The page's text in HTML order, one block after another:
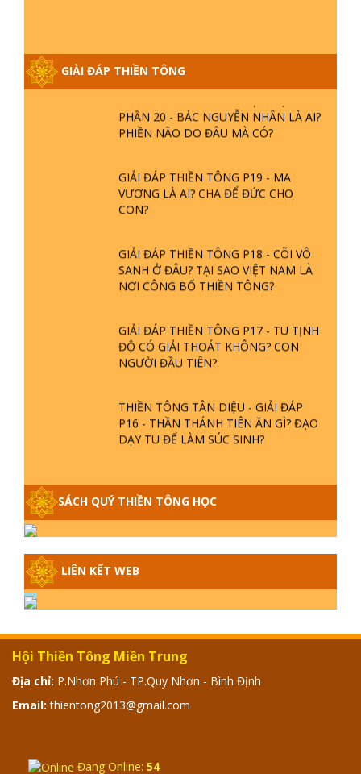
GIẢI ĐÁP THIỀN TÔNG
GIẢI ĐÁP THIỀN TÔNG ĐẶC BIỆT
PHẦN 20 - BÁC NGUYỄN NHÂN LÀ AI?
PHIỀN NÃO DO ĐÂU MÀ CÓ?
GIẢI ĐÁP THIỀN TÔNG P19 - MA
VƯƠNG LÀ AI? CHA ĐỂ ĐỨC CHO
CON?
GIẢI ĐÁP THIỀN TÔNG P18 - CÕI VÔ
SANH Ở ĐÂU? TẠI SAO VIỆT NAM LÀ
NƠI CÔNG BỐ THIỀN TÔNG?
GIẢI ĐÁP THIỀN TÔNG P17 - TU TỊNH
ĐỘ CÓ GIẢI THOÁT KHÔNG? CON
NGƯỜI ĐẦU TIÊN?
THIỀN TÔNG TÂN DIỆU - GIẢI ĐÁP
P16 - THẦN THÁNH TIÊN ĂN GÌ? ĐẠO
DẠY TU ĐỂ LÀM SÚC SINH?
CHỨC LOÀI CÔ HỒN - GIÁO LÝ ĐẠO
PHẬT KHI NÀO XUẤT BẢN
GIẢI ĐÁP THIỀN TÔNG ĐẶC BIỆT -
P14 - NGUỒN GỐC ÂM LỊCH DƯƠNG
ĐƯỢC KHÔNG? XÁ LỢI PHẬT THẬT -
GIẢ | TTTD
GIẢI ĐÁP THIỀN TÔNG ĐẶC BIỆT -
SÁCH QUÝ THIỀN TÔNG HỌC
LIÊN KẾT WEB
Hội Thiền Tông Miền Trung
Địa chỉ: P.Nhơn Phú - TP.Quy Nhơn - Bình Định
Email: thientong2013@gmail.com
Đang Online: 54